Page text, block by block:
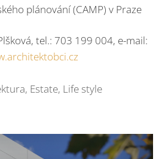
plánování (CAMP) v Praze
tel.: 703 199 004, e-mail:
, Estate, Life style